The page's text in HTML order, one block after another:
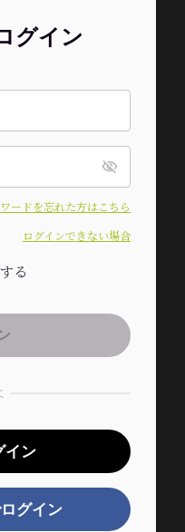
グイン
ードを忘れた方はこちら
ログインできない場合
る
イン
グイン